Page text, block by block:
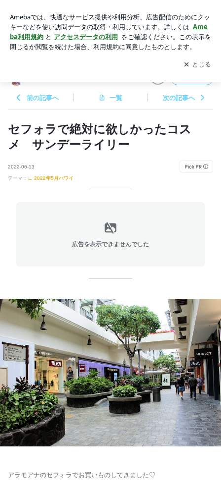
ＴＲＡＶＥＬアプリをダウンロードして ブログの更新通知
を受け取りまし
ょう。
開く
前の記事へ 一覧 次の記事へ
セフォラで絶対に欲しかったコス
メ サンデーライリー
2022-06-13
テーマ： ∟ 2022年5月ハワイ
広告を表示できませんでした
アラモアナのセフォラでお買いものしてきました♡